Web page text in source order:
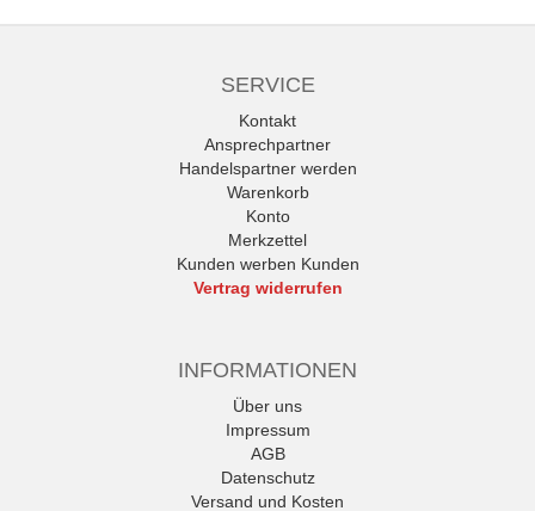
SERVICE
Kontakt
Ansprechpartner
Handelspartner werden
Warenkorb
Konto
Merkzettel
Kunden werben Kunden
Vertrag widerrufen
INFORMATIONEN
Über uns
Impressum
AGB
Datenschutz
Versand und Kosten